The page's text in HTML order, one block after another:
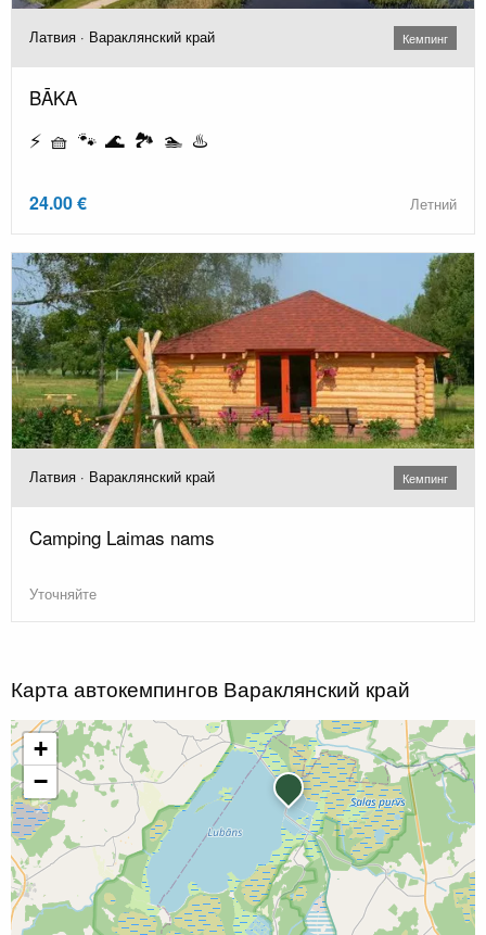
Латвия · Вараклянский край Кемпинг
BĀKA
⚡ 🧺 🐾 🌊 🏞️ 🏊 ♨️
24.00 € Летний
Латвия · Вараклянский край Кемпинг
Camping Laimas nams
Уточняйте
Карта автокемпингов Вараклянский край
+
−